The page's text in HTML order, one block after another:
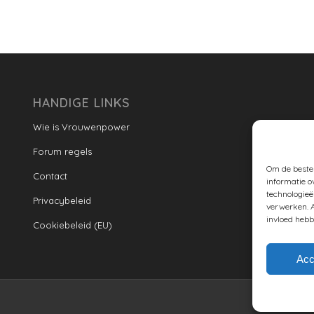
Om de
informatie
verwerken.
invloed
HANDIGE LINKS
Wie is Vrouwenpower
Forum regels
Contact
Privacybeleid
Cookiebeleid (EU)